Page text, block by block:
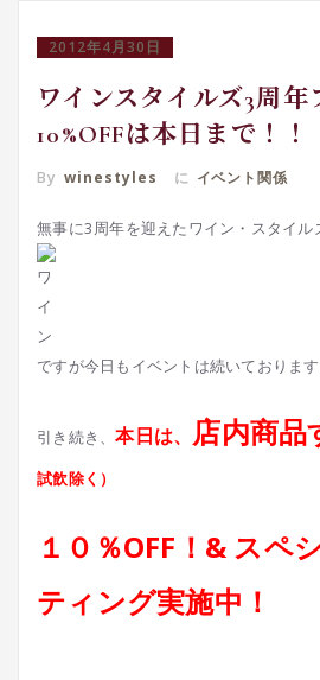
2012年4月30日
ワインスタイルズ3周年
10%OFFは本日まで！！
By winestyles に イベント関係
無事に3周年を迎えたワイン・スタイル
ですが今日もイベントは続いております
引き続き、本日は、 店内商品
試飲除く）
１０％OFF！& スペ
ティング実施中！